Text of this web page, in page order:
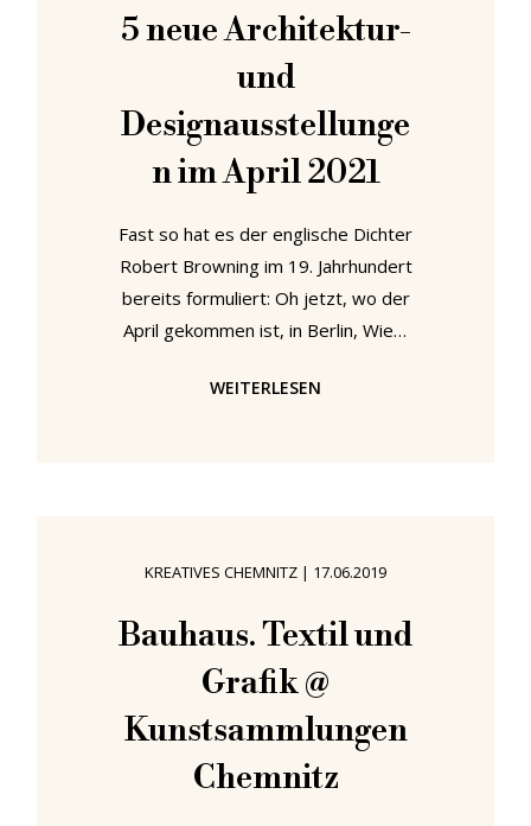
Anbetracht der Fülle neuer
Architektur- und
Designausstellungen, die im Juni
2021 aus dem Boden
5 neue Architektur-
und
Designausstellunge
n im April 2021
Fast so hat es der englische Dichter
Robert Browning im 19. Jahrhundert
bereits formuliert: Oh jetzt, wo der
April gekommen ist, in Berlin, Wien,
Berlin zu sein. Denn wer in Berlin,
Designausstellung entdecken, und
das während der Buchfink im
Obstbaum singt... "Hella Jongerius:
Kosmos weben" im
WEITERLESEN
KREATIVES CHEMNITZ | 17.06.2019
Bauhaus. Textil und
Grafik @
Kunstsammlungen
Chemnitz